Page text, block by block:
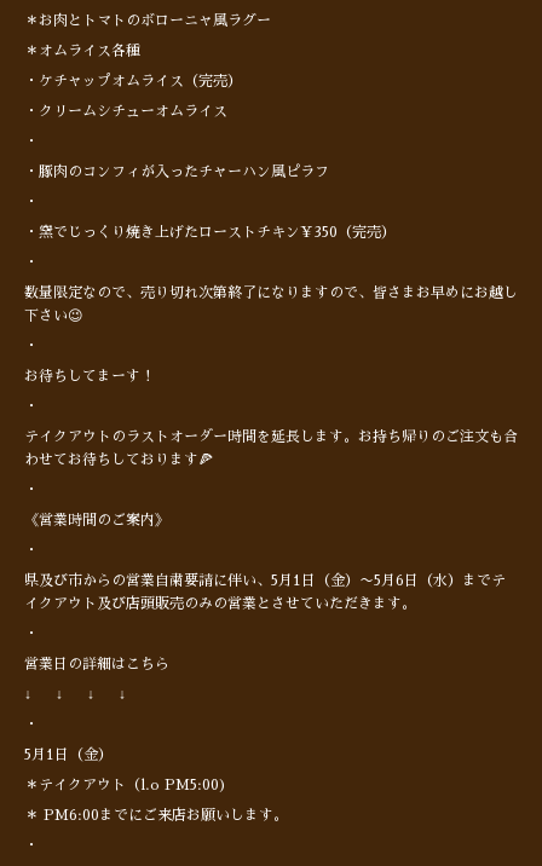
＊お肉とトマトのボローニャ風ラグー
＊オムライス各種
・ケチャップオムライス（完売）
・クリームシチューオムライス
・
・豚肉のコンフィが入ったチャーハン風ピラフ
・
・窯でじっくり焼き上げたローストチキン¥350（完売）
・
数量限定なので、売り切れ次第終了になりますので、皆さまお早めにお越し
下さい😉
・
お待ちしてまーす！
・
テイクアウトのラストオーダー時間を延長します。お持ち帰りのご注文も合
わせてお待ちしております🍕
・
《営業時間のご案内》
・
県及び市からの営業自粛要請に伴い、5月1日（金）〜5月6日（水）までテ
イクアウト及び店頭販売のみの営業とさせていただきます。
・
営業日の詳細はこちら
↓ ↓ ↓ ↓
・
5月1日（金）
＊テイクアウト（l.o PM5:00)
＊ PM6:00までにご来店お願いします。
・